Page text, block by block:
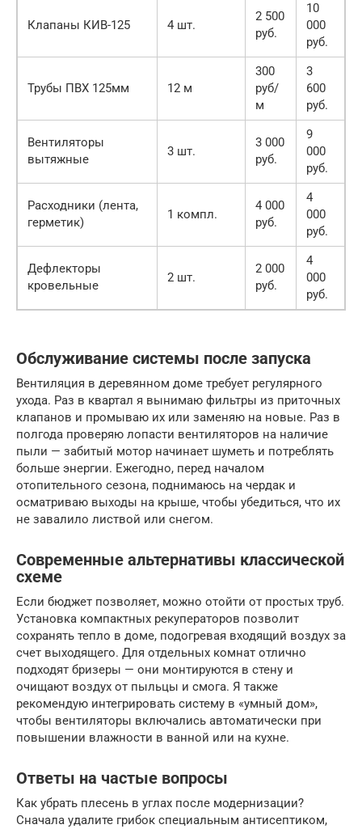
Клапаны КИВ-125 4 шт.
2 500
руб.
10
000
руб.
Трубы ПВХ 125мм 12 м
300
руб/
м
3
600
руб.
Вентиляторы
вытяжные
3 шт.
3 000
руб.
9
000
руб.
Расходники (лента,
герметик)
1 компл.
4 000
руб.
4
000
руб.
Дефлекторы
кровельные
2 шт.
2 000
руб.
4
000
руб.
Обслуживание системы после запуска
Вентиляция в деревянном доме требует регулярного
ухода. Раз в квартал я вынимаю фильтры из приточных
клапанов и промываю их или заменяю на новые. Раз в
полгода проверяю лопасти вентиляторов на наличие
пыли — забитый мотор начинает шуметь и потреблять
больше энергии. Ежегодно, перед началом
отопительного сезона, поднимаюсь на чердак и
осматриваю выходы на крыше, чтобы убедиться, что их
не завалило листвой или снегом.
Современные альтернативы классической
схеме
Если бюджет позволяет, можно отойти от простых труб.
Установка компактных рекуператоров позволит
сохранять тепло в доме, подогревая входящий воздух за
счет выходящего. Для отдельных комнат отлично
подходят бризеры — они монтируются в стену и
очищают воздух от пыльцы и смога. Я также
рекомендую интегрировать систему в «умный дом»,
чтобы вентиляторы включались автоматически при
повышении влажности в ванной или на кухне.
Ответы на частые вопросы
Как убрать плесень в углах после модернизации?
Сначала удалите грибок специальным антисептиком,